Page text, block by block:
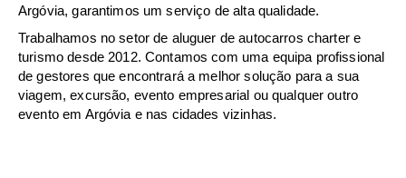
Argóvia, garantimos um serviço de alta qualidade.
Trabalhamos no setor de aluguer de autocarros charter e
turismo desde 2012. Contamos com uma equipa profissional
de gestores que encontrará a melhor solução para a sua
viagem, excursão, evento empresarial ou qualquer outro
evento em Argóvia e nas cidades vizinhas.